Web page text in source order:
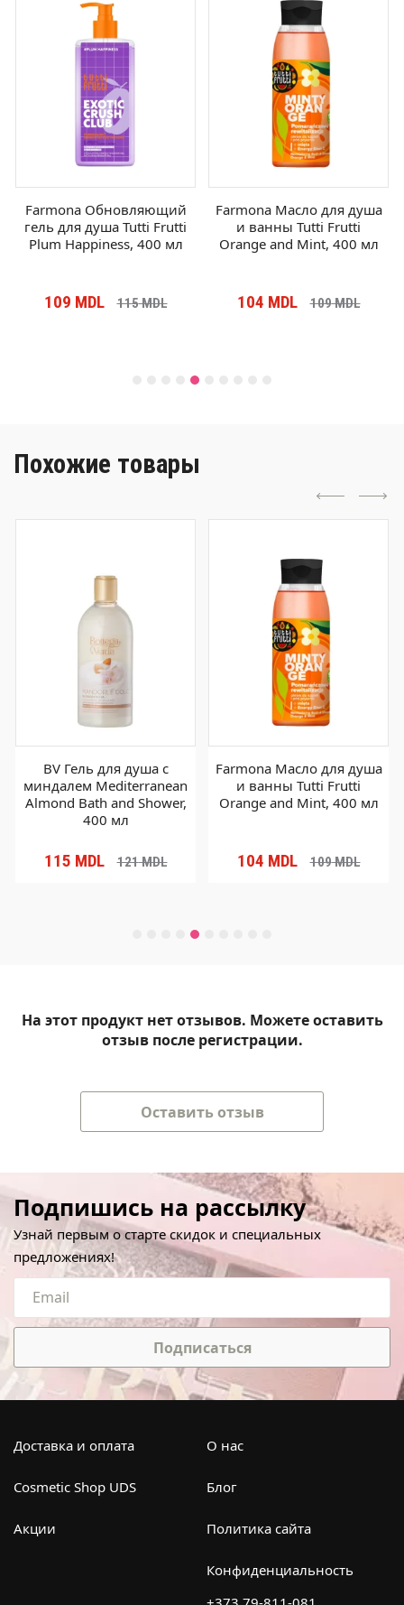
Farmona Обновляющий
гель для душа Tutti Frutti
Plum Happiness, 400 мл
109 MDL 115MDL
Farmona Масло для душа
и ванны Tutti Frutti
Orange and Mint, 400 мл
104 MDL 109MDL
Похожие товары
BV Гель для душа с
миндалем Mediterranean
Almond Bath and Shower,
400 мл
115 MDL 121MDL
Farmona Масло для душа
и ванны Tutti Frutti
Orange and Mint, 400 мл
104 MDL 109MDL
На этот продукт нет отзывов. Можете оставить
отзыв после регистрации.
Оставить отзыв
Подпишись на рассылку
Узнай первым о старте скидок и специальных
предложениях!
Подписаться
Доставка и оплата
Cosmetic Shop UDS
Акции
О нас
Блог
Политика сайта
Конфиденциальность